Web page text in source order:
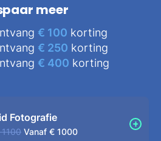
meer
€ 100 korting
€ 250 korting
€ 400 korting
Fotografie
Vanaf € 1000